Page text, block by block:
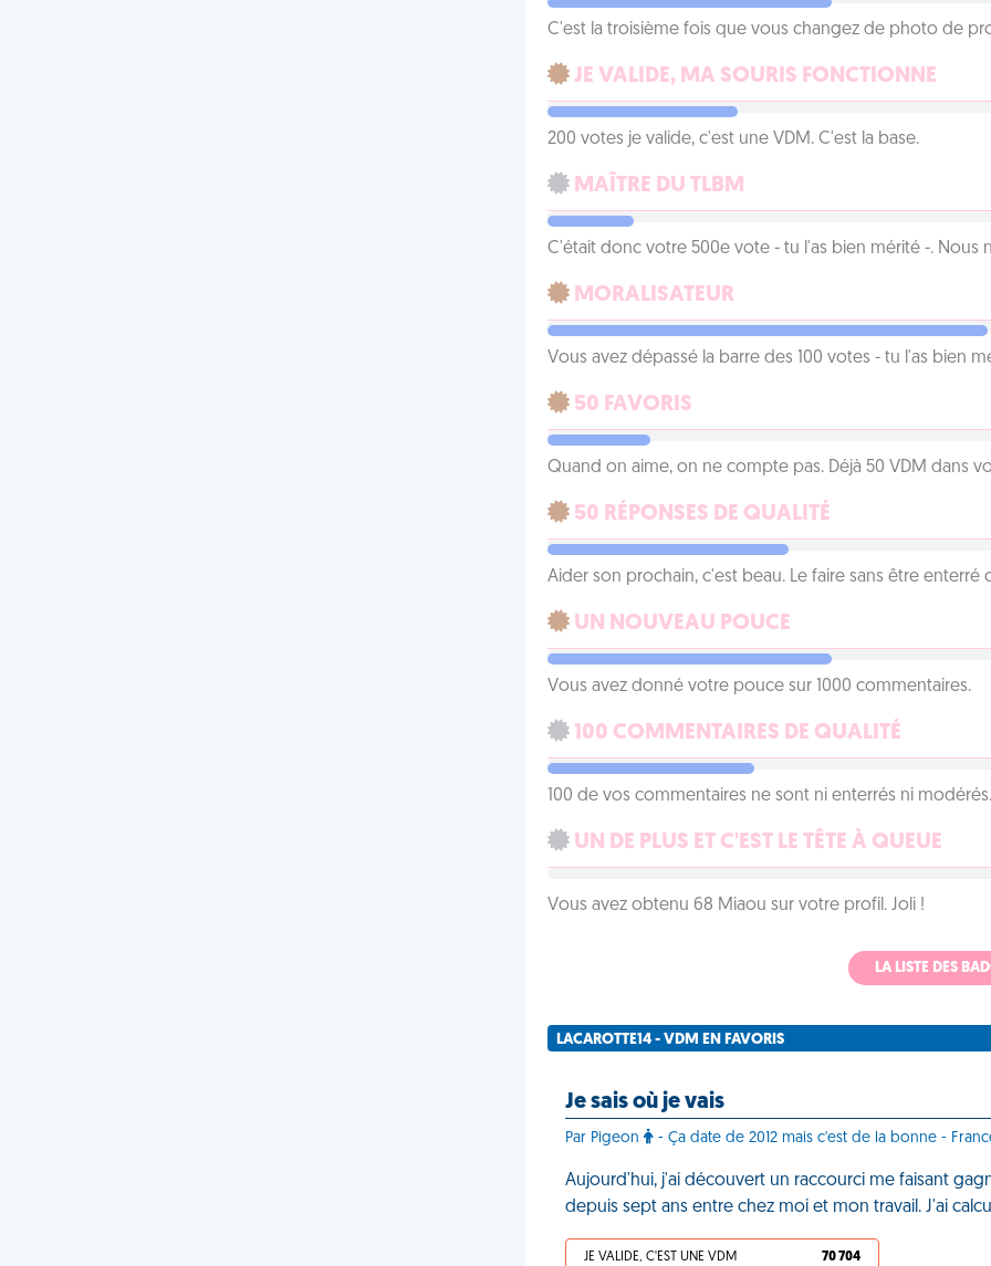
C'est la troisième fois que vous changez de photo de
JE VALIDE, MA SOURIS FONCTIONNE
200 votes je valide, c'est une VDM. C'est la base.
MAÎTRE DU TLBM
C'était donc votre 500e vote - tu l'as bien mérité -. Nous
MORALISATEUR
Vous avez dépassé la barre des 100 votes - tu l'as bien
50 FAVORIS
Quand on aime, on ne compte pas. Déjà 50 VDM dans
50 RÉPONSES DE QUALITÉ
Aider son prochain, c'est beau. Le faire sans être
UN NOUVEAU POUCE
Vous avez donné votre pouce sur 1000 commentaires.
100 COMMENTAIRES DE QUALITÉ
100 de vos commentaires ne sont ni enterrés ni
UN DE PLUS ET C'EST LE TÊTE À QUEUE
Vous avez obtenu 68 Miaou sur votre profil. Joli !
LA LISTE DES
LACAROTTE14 - VDM EN FAVORIS
Je sais où je vais
Par Pigeon - Ça date de 2012 mais c'est de la bonne -
Aujourd'hui, j'ai découvert un raccourci me faisant
depuis sept ans entre chez moi et mon travail. J'ai
JE VALIDE, C'EST UNE VDM 70 704